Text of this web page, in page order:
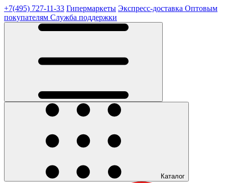
+7(495) 727-11-33 Гипермаркеты Экспресс-доставка Оптовым
покупателям Служба поддержки
Каталог